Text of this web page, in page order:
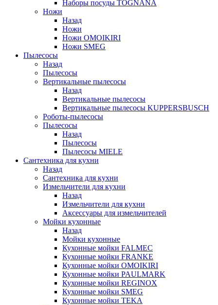
Наборы посуды TOGNANA
Ножи
Назад
Ножи
Ножи OMOIKIRI
Ножи SMEG
Пылесосы
Назад
Пылесосы
Вертикальные пылесосы
Назад
Вертикальные пылесосы
Вертикальные пылесосы KUPPERSBUSCH
Роботы-пылесосы
Пылесосы
Назад
Пылесосы
Пылесосы MIELE
Сантехника для кухни
Назад
Сантехника для кухни
Измельчители для кухни
Назад
Измельчители для кухни
Аксессуары для измельчителей
Мойки кухонные
Назад
Мойки кухонные
Кухонные мойки FALMEC
Кухонные мойки FRANKE
Кухонные мойки OMOIKIRI
Кухонные мойки PAULMARK
Кухонные мойки REGINOX
Кухонные мойки SMEG
Кухонные мойки TEKA